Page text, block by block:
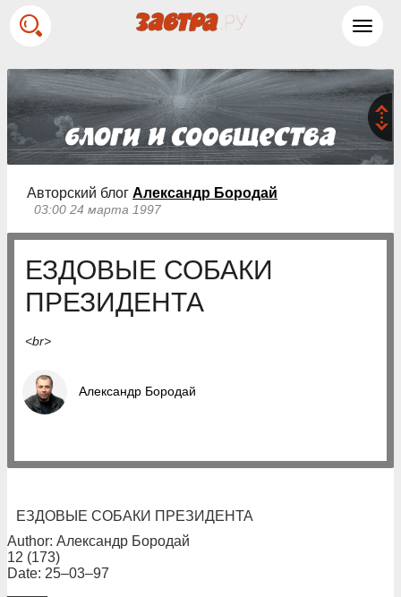
Авторский блог Александр Бородай
03:00 24 марта 1997
ЕЗДОВЫЕ СОБАКИ
ПРЕЗИДЕНТА
<br>
Александр Бородай
ЕЗДОВЫЕ СОБАКИ ПРЕЗИДЕНТА
Author: Александр Бородай
12 (173)
Date: 25–03–97